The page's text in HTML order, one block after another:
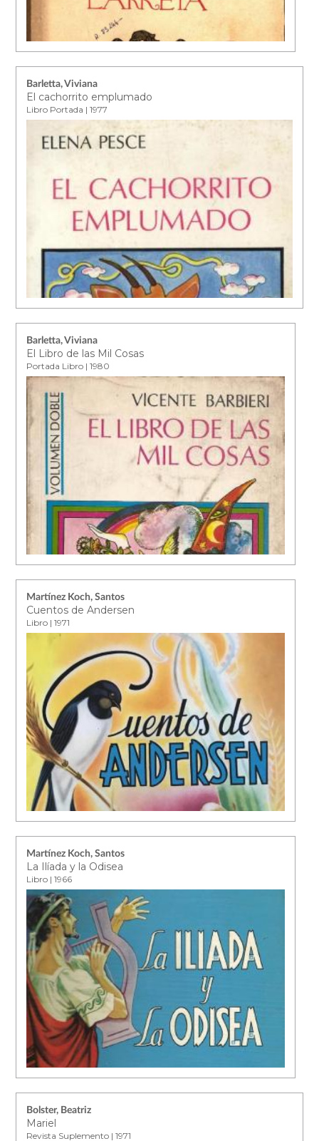
Barletta, Viviana
El cachorrito emplumado
Libro Portada | 1977
Barletta, Viviana
El Libro de las Mil Cosas
Portada Libro | 1980
Martínez Koch, Santos
Cuentos de Andersen
Libro | 1971
Martínez Koch, Santos
La Ilíada y la Odisea
Libro | 1966
Bolster, Beatriz
Mariel
Revista Suplemento | 1971